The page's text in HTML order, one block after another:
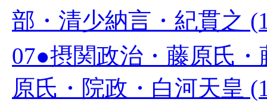
部・清少納言・紀貫之
07●摂関政治・藤原氏
原氏・院政・白河天皇